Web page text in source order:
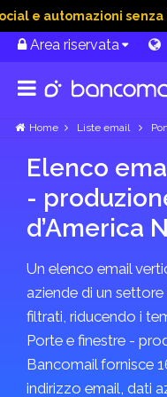
e automazioni senza
Area riservata
Home Liste email
Elenco
-
d’America
Un elenco email
aziende di un
filtrati, riducendo i
Porte e finestre -
Bancomail fornisce
indirizzo email, dati